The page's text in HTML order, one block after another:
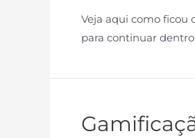
Veja aqui como ficou
para continuar